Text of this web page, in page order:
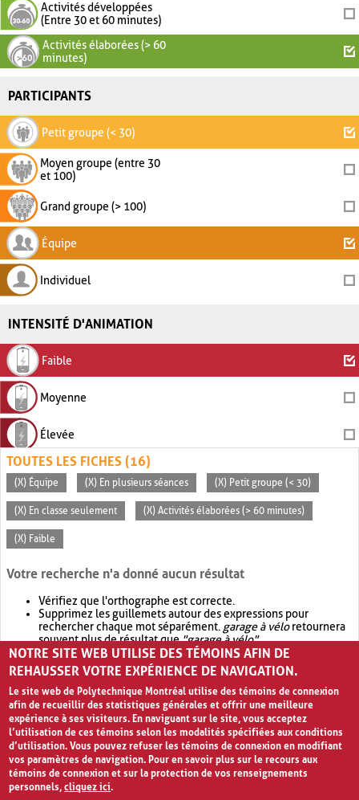
Activités développées
(Entre 30 et 60 minutes)
Activités élaborées (> 60
minutes)
PARTICIPANTS
Petit groupe (< 30)
Moyen groupe (entre 30
et 100)
Grand groupe (> 100)
Équipe
Individuel
INTENSITÉ D'ANIMATION
Faible
Moyenne
Élevée
TOUTES LES FICHES (16)
(X) Équipe (X) En plusieurs séances (X) Petit groupe (< 30)
(X) En classe seulement (X) Activités élaborées (> 60 minutes)
(X) Faible
Votre recherche n'a donné aucun résultat
Vérifiez que l'orthographe est correcte.
Supprimez les guillemets autour des expressions pour
rechercher chaque mot séparément. garage à véloretournera
souvent plus de résultat que"garage à vélo".
Envisagez d'élargir votre recherche avec OR.garage OR vélo
retournera souvent plus de résultat quegarage à vélo
NOTRE SITE WEB UTILISE DES TÉMOINS AFIN DE
REHAUSSER VOTRE EXPÉRIENCE DE NAVIGATION.
Le site web de Polytechnique Montréal utilise des témoins de connexion
afin de recueillir des statistiques générales et offrir une meilleure
expérience à ses visiteurs. En naviguant sur le site, vous acceptez
l’utilisation de ces témoins selon les modalités spécifiées aux conditions
d’utilisation. Vous pouvez refuser les témoins de connexion en modifiant
vos paramètres de navigation. Pour en savoir plus sur le recours aux
témoins de connexion et sur la protection de vos renseignements
personnels,cliquez ici.